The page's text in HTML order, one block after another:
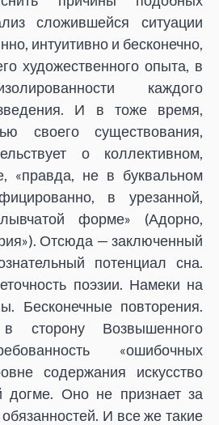
сложившейся ситуации
интуитивно и бесконечно,
художественного опыта, в
каждого
И в тоже время,
своего существования,
о коллективном,
«правда, не в буквальном
в урезанной,
форме» (Адорно,
Отсюда — заключенный
потенциал сна.
поэзии. Намеки на
Бесконечные повторения.
в сторону Возвышенного
«ошибочных
содержания искусство
догме. Оно не признает за
И все же такие